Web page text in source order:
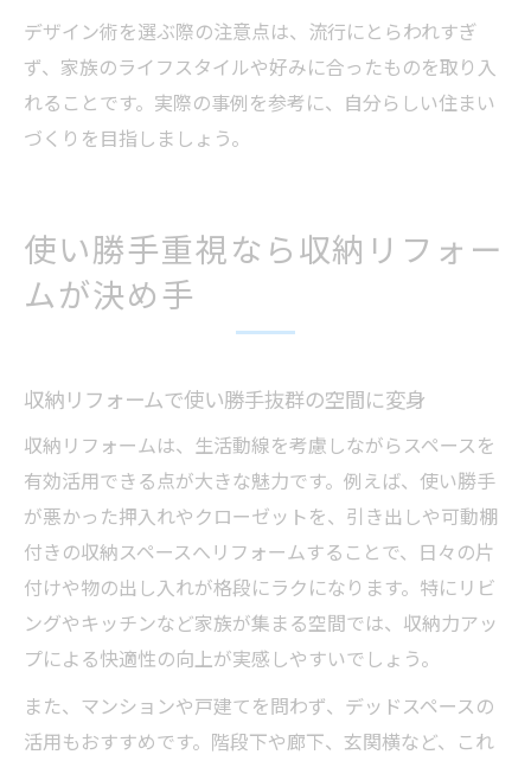
デザイン術を選ぶ際の注意点は、流行にとらわれすぎ
ず、家族のライフスタイルや好みに合ったものを取り入
れることです。実際の事例を参考に、自分らしい住まい
づくりを目指しましょう。
使い勝手重視なら収納リフォー
ムが決め手
収納リフォームで使い勝手抜群の空間に変身
収納リフォームは、生活動線を考慮しながらスペースを
有効活用できる点が大きな魅力です。例えば、使い勝手
が悪かった押入れやクローゼットを、引き出しや可動棚
付きの収納スペースへリフォームすることで、日々の片
付けや物の出し入れが格段にラクになります。特にリビ
ングやキッチンなど家族が集まる空間では、収納力アッ
プによる快適性の向上が実感しやすいでしょう。
また、マンションや戸建てを問わず、デッドスペースの
活用もおすすめです。階段下や廊下、玄関横など、これ